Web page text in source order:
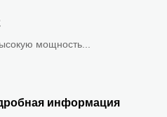
мощность...
информация